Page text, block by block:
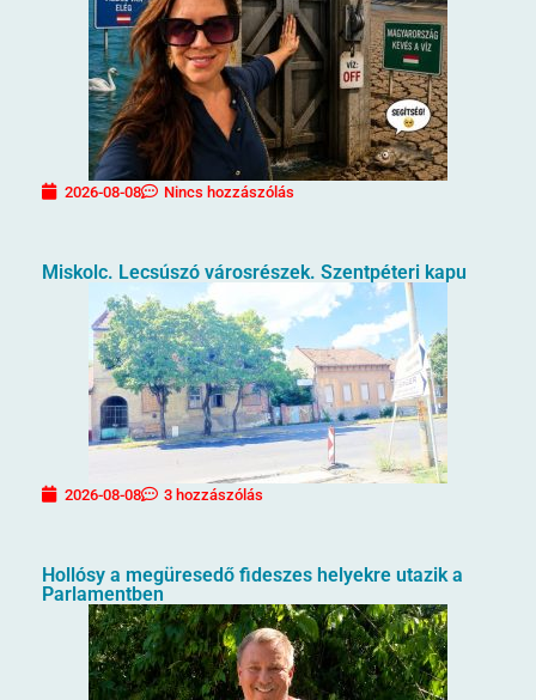
2026-08-08 Nincs hozzászólás
Miskolc. Lecsúszó városrészek. Szentpéteri kapu
2026-08-08 3 hozzászólás
Hollósy a megüresedő fideszes helyekre utazik a
Parlamentben